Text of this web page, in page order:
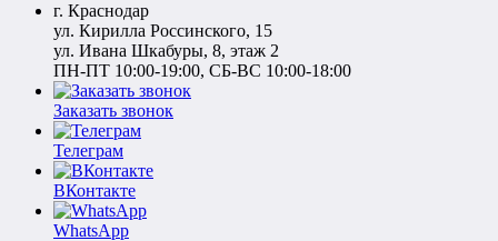
г. Краснодар
ул. Кирилла Россинского, 15
ул. Ивана Шкабуры, 8, этаж 2
ПН-ПТ 10:00-19:00, СБ-ВС 10:00-18:00
Заказать звонок
Телеграм
ВКонтакте
WhatsApp